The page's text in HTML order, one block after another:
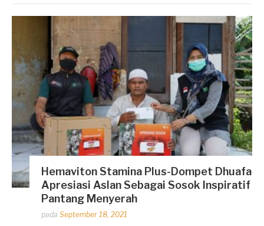
Hemaviton Stamina Plus-Dompet Dhuafa
Apresiasi Aslan Sebagai Sosok Inspiratif
Pantang Menyerah
Dipos
pada September 18, 2021